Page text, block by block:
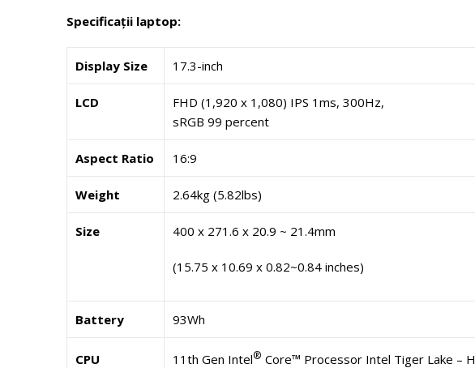
Specificații laptop:
Display Size 17.3-inch
LCD
FHD (1,920 x 1,080) IPS 1ms, 300Hz,
sRGB 99 percent
Aspect Ratio 16:9
Weight 2.64kg (5.82lbs)
Size 400 x 271.6 x 20.9 ~ 21.4mm
(15.75 x 10.69 x 0.82~0.84 inches)
Battery 93Wh
CPU 11th Gen Intel® Core™ Processor Intel Tiger Lake – H